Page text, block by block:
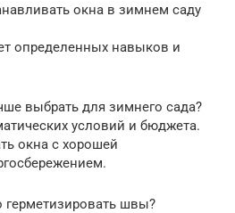
окна в зимнем саду
определенных навыков и
выбрать для зимнего сада?
условий и бюджета.
окна с хорошей
герметизировать швы?